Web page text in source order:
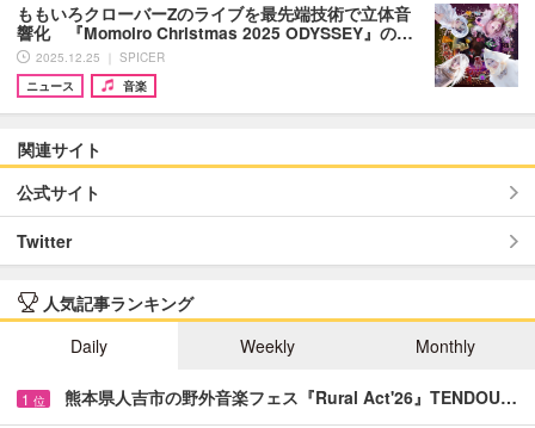
ももいろクローバーZのライブを最先端技術で立体音
響化 『Momoiro Christmas 2025 ODYSSEY』の…
2025.12.25 ｜ SPICER
ニュース
音楽
関連サイト
公式サイト
Twitter
人気記事ランキング
Daily
Weekly Monthly
1 位 熊本県人吉市の野外音楽フェス『Rural Act'26』TENDOU…